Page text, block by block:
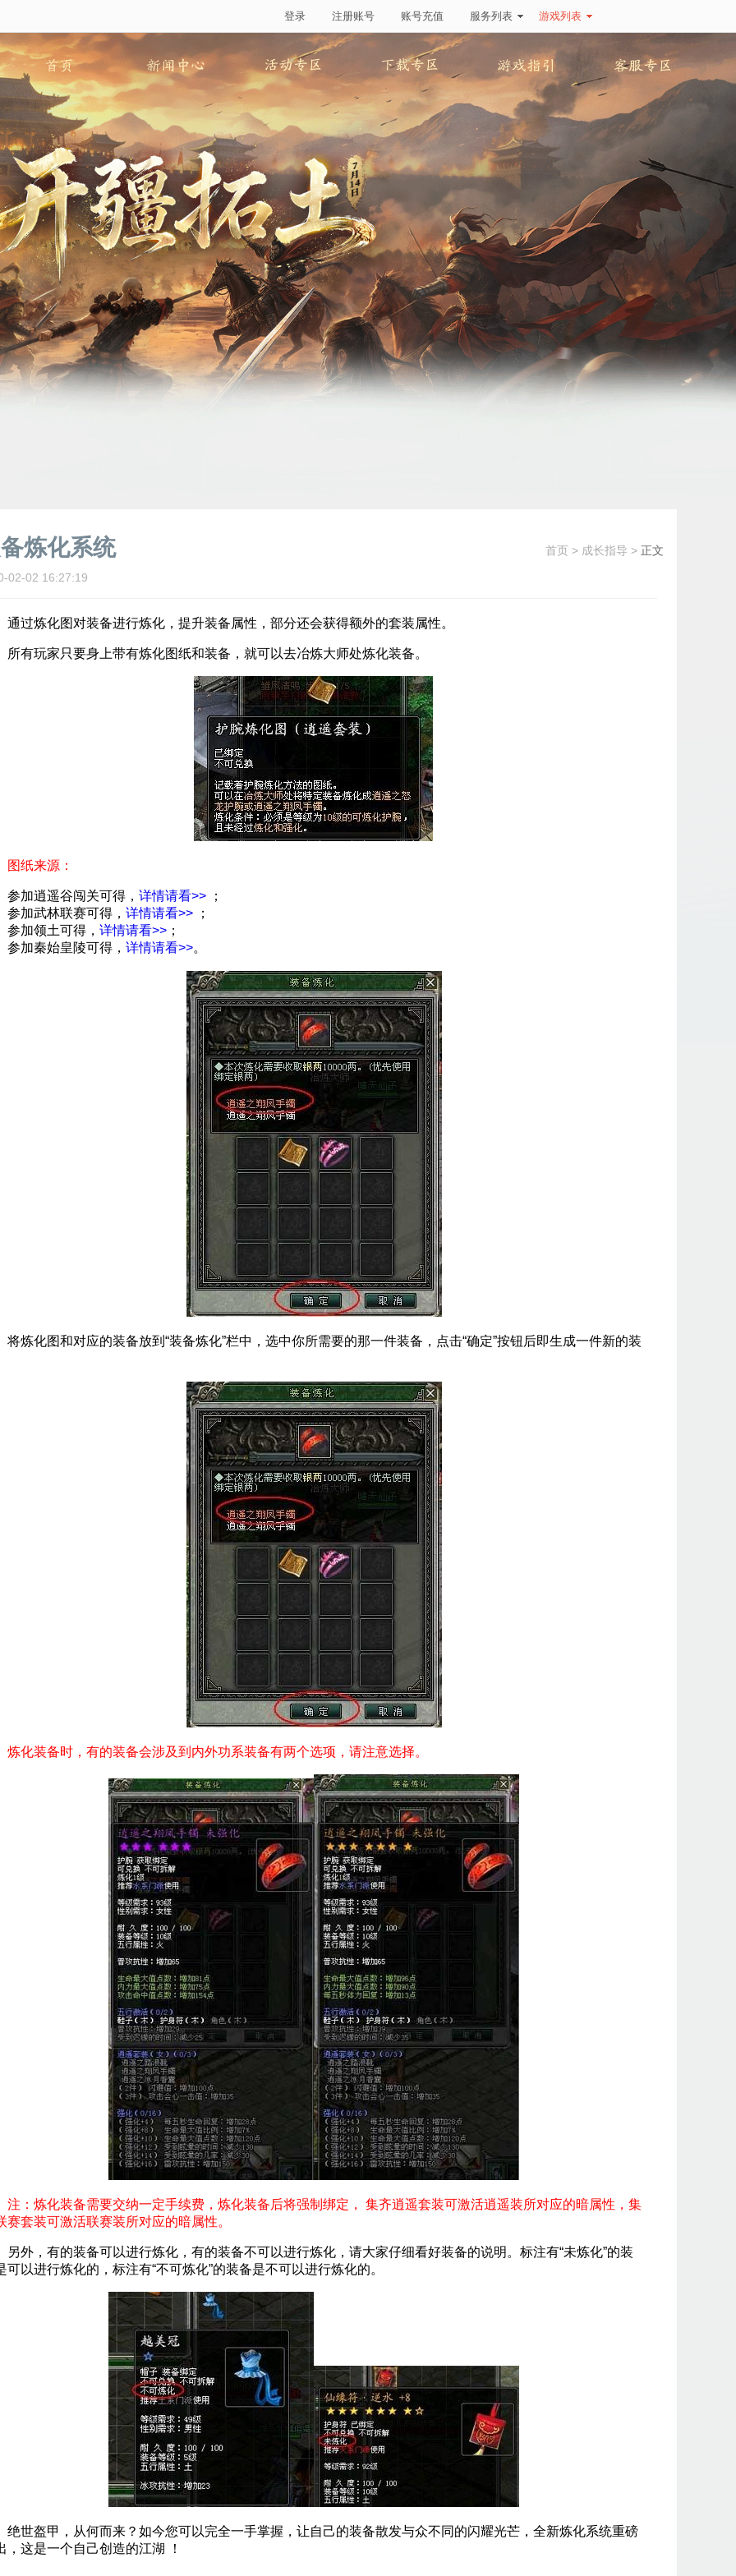
登录 注册账号 账号充值 服务列表 游戏列表
首页 > 成长指导 > 正文
炼化系统
02-02 16:27:19
炼化图对装备进行炼化，提升装备属性，部分还会获得额外的套装属性。
玩家只要身上带有炼化图纸和装备，就可以去冶炼大师处炼化装备。
来源：
逍遥谷闯关可得， 详情请看>> ；
武林联赛可得， 详情请看>> ；
领土可得， 详情请看>> ；
秦始皇陵可得， 详情请看>>。
化图和对应的装备放到“装备炼化”栏中，选中你所需要的那一件装备，点击“确定”按钮后即生成一件新的装
装备时，有的装备会涉及到内外功系装备有两个选项，请注意选择。
炼化装备需要交纳一定手续费，炼化装备后将强制绑定， 集齐逍遥套装可激活逍遥装所对应的暗属性，集
赛套装可激活联赛装所对应的暗属性。
，有的装备可以进行炼化，有的装备不可以进行炼化，请大家仔细看好装备的说明。标注有“未炼化”的装
可以进行炼化的，标注有“不可炼化”的装备是不可以进行炼化的。
盔甲，从何而来？如今您可以完全一手掌握，让自己的装备散发与众不同的闪耀光芒，全新炼化系统重磅
，这是一个自己创造的江湖 ！